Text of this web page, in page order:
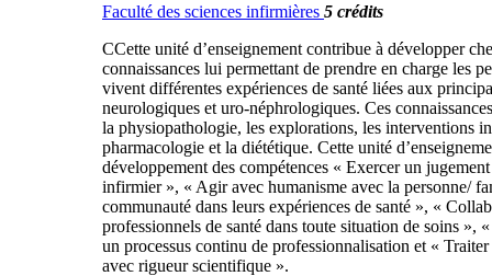
Faculté des sciences infirmières 5 crédits
CCette unité d’enseignement contribue à développer
connaissances lui permettant de prendre en charge les
vivent différentes expériences de santé liées aux
neurologiques et uro-néphrologiques. Ces
la physiopathologie, les explorations, les interventions
pharmacologie et la diététique. Cette unité
développement des compétences « Exercer un
infirmier », « Agir avec humanisme avec la personne/
communauté dans leurs expériences de santé », «
professionnels de santé dans toute situation de soins », «
un processus continu de professionnalisation et «
avec rigueur scientifique ».